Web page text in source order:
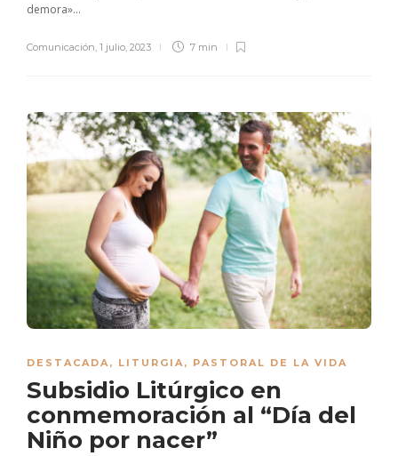
demora»...
Comunicación, 1 julio, 2023 7 min
DESTACADA, LITURGIA, PASTORAL DE LA VIDA
Subsidio Litúrgico en
conmemoración al “Día del
Niño por nacer”